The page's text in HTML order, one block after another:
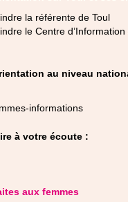
la référente de Toul
le Centre
au niveau
informations
à votre écoute :
aux femmes